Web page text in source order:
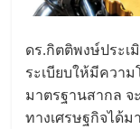
ดร.กิตติพงษ์ประเ
ระเบียบให้มีควา
มาตรฐานสากล
ทางเศรษฐกิจได้